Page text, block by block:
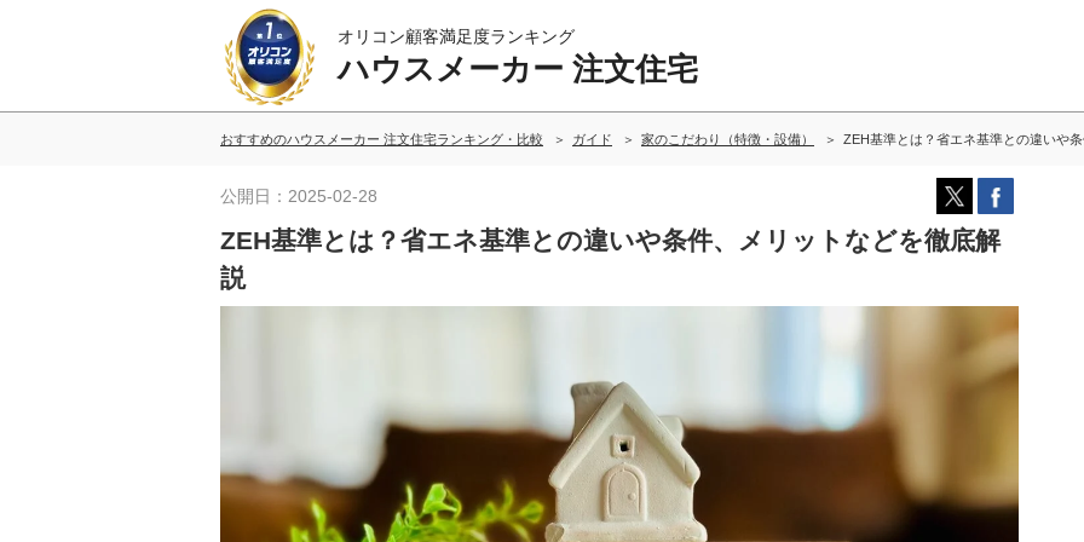
オリコン顧客満足度ランキング
ハウスメーカー 注文住宅
おすすめのハウスメーカー 注文住宅ランキング・比較 ガイド 家のこだわり（特徴・設備） ZEH基準とは？省エネ基準との違いや
公開日：2025-02-28
ZEH基準とは？省エネ基準との違いや条件、メリットなどを徹底解
説